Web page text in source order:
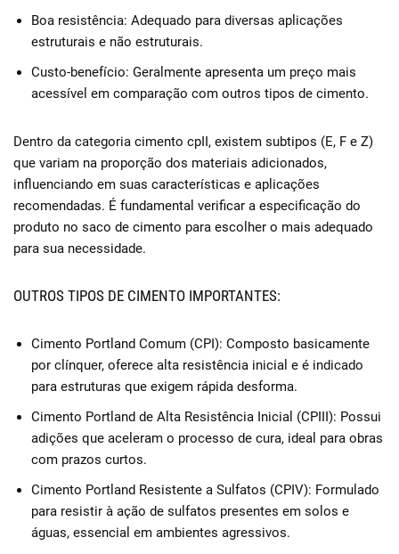
Boa resistência: Adequado para diversas aplicações
estruturais e não estruturais.
Custo-benefício: Geralmente apresenta um preço mais
acessível em comparação com outros tipos de cimento.
Dentro da categoria cimento cpII, existem subtipos (E, F e Z)
que variam na proporção dos materiais adicionados,
influenciando em suas características e aplicações
recomendadas. É fundamental verificar a especificação do
produto no saco de cimento para escolher o mais adequado
para sua necessidade.
OUTROS TIPOS DE CIMENTO IMPORTANTES:
Cimento Portland Comum (CPI): Composto basicamente
por clínquer, oferece alta resistência inicial e é indicado
para estruturas que exigem rápida desforma.
Cimento Portland de Alta Resistência Inicial (CPIII): Possui
adições que aceleram o processo de cura, ideal para obras
com prazos curtos.
Cimento Portland Resistente a Sulfatos (CPIV): Formulado
para resistir à ação de sulfatos presentes em solos e
águas, essencial em ambientes agressivos.